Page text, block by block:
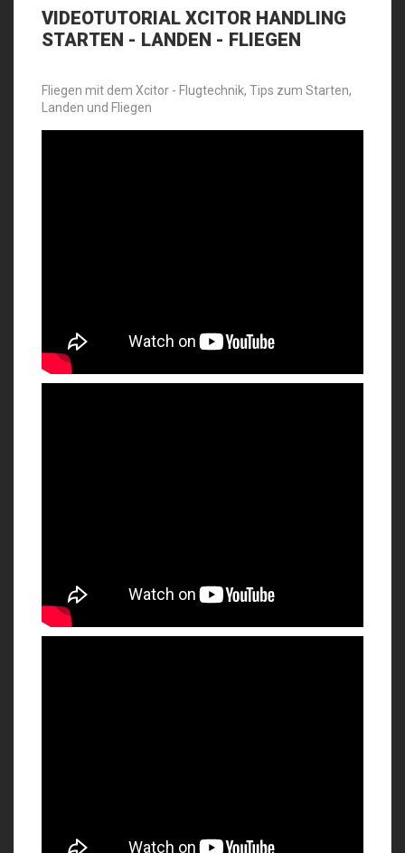
VIDEOTUTORIAL XCITOR HANDLING
STARTEN - LANDEN - FLIEGEN
Fliegen mit dem Xcitor - Flugtechnik, Tips zum Starten,
Landen und Fliegen